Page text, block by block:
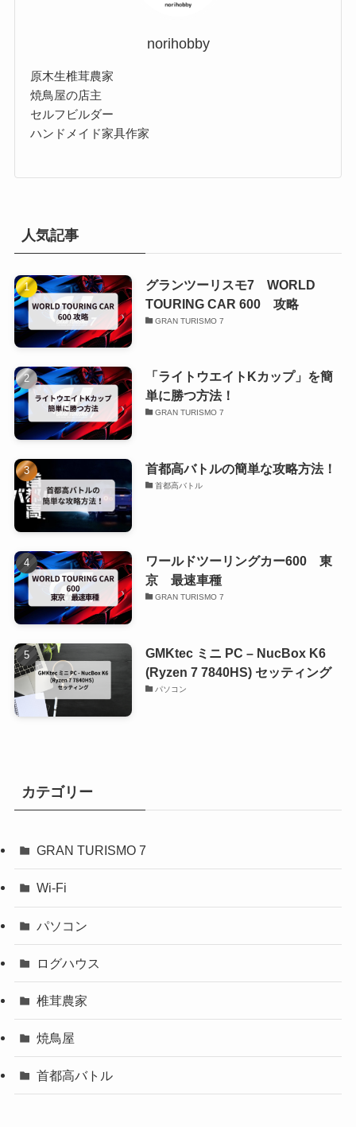
norihobby
原木生椎茸農家
焼鳥屋の店主
セルフビルダー
ハンドメイド家具作家
人気記事
グランツーリスモ7 WORLD
TOURING CAR 600 攻略
GRAN TURISMO 7
「ライトウエイトKカップ」を簡
単に勝つ方法！
GRAN TURISMO 7
首都高バトルの簡単な攻略方法！
首都高バトル
ワールドツーリングカー600 東
京 最速車種
GRAN TURISMO 7
GMKtec ミニ PC – NucBox K6
(Ryzen 7 7840HS) セッティング
パソコン
カテゴリー
GRAN TURISMO 7
Wi-Fi
パソコン
ログハウス
椎茸農家
焼鳥屋
首都高バトル